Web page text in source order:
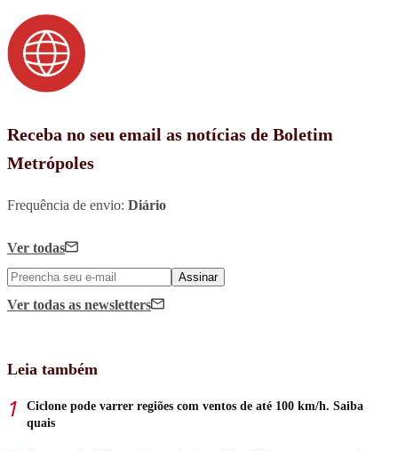
Receba no seu email as notícias de Boletim
Metrópoles
Frequência de envio: Diário
Ver todas
Assinar
Ver todas as newsletters
Leia também
Ciclone pode varrer regiões com ventos de até 100 km/h. Saiba
quais